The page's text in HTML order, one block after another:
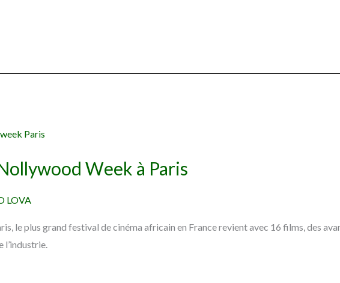
Week à Paris
LOVA
le plus grand festival de cinéma africain en France revient avec 16 films, des
l’industrie.